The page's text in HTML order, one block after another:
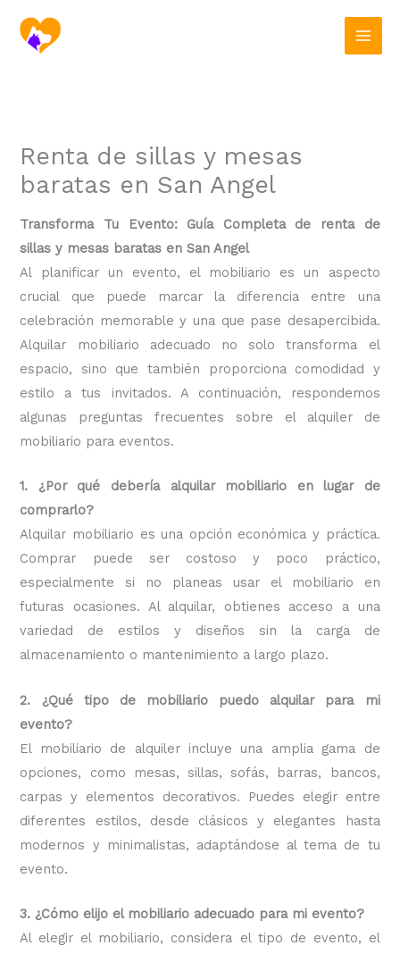
contenido
Renta de sillas y mesas
baratas en San Angel
Transforma Tu Evento: Guía Completa de renta de
sillas y mesas baratas en San Angel
Al planificar un evento, el mobiliario es un aspecto
crucial que puede marcar la diferencia entre una
celebración memorable y una que pase desapercibida.
Alquilar mobiliario adecuado no solo transforma el
espacio, sino que también proporciona comodidad y
estilo a tus invitados. A continuación, respondemos
algunas preguntas frecuentes sobre el alquiler de
mobiliario para eventos.
1. ¿Por qué debería alquilar mobiliario en lugar de
comprarlo?
Alquilar mobiliario es una opción económica y práctica.
Comprar puede ser costoso y poco práctico,
especialmente si no planeas usar el mobiliario en
futuras ocasiones. Al alquilar, obtienes acceso a una
variedad de estilos y diseños sin la carga de
almacenamiento o mantenimiento a largo plazo.
2. ¿Qué tipo de mobiliario puedo alquilar para mi
evento?
El mobiliario de alquiler incluye una amplia gama de
opciones, como mesas, sillas, sofás, barras, bancos,
carpas y elementos decorativos. Puedes elegir entre
diferentes estilos, desde clásicos y elegantes hasta
modernos y minimalistas, adaptándose al tema de tu
evento.
3. ¿Cómo elijo el mobiliario adecuado para mi evento?
Al elegir el mobiliario, considera el tipo de evento, el